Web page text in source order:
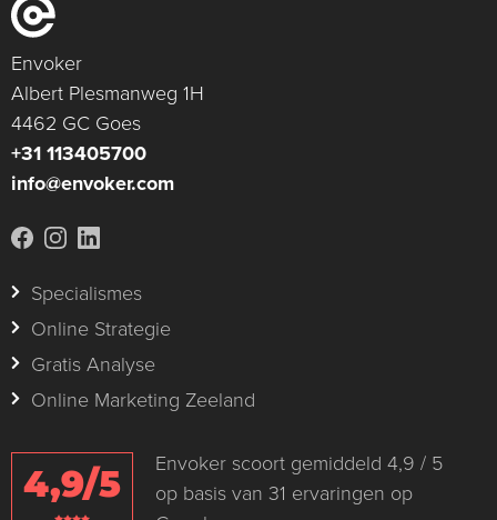
Envoker
Albert Plesmanweg 1H
4462 GC Goes
+31 113405700
info@envoker.com
Specialismes
Online Strategie
Gratis Analyse
Online Marketing Zeeland
4,9/5
Envoker scoort gemiddeld 4,9 / 5
op basis van 31 ervaringen op